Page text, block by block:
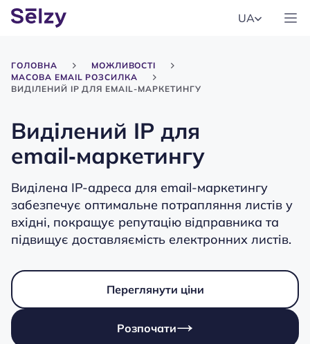
UA
ГОЛОВНА
МОЖЛИВОСТІ
МАСОВА EMAIL РОЗСИЛКА
ВИДІЛЕНИЙ IP ДЛЯ EMAIL-МАРКЕТИНГУ
Виділений IP для
email‑маркетингу
Виділена IP-адреса для email-маркетингу
забезпечує оптимальне потрапляння листів у
вхідні, покращує репутацію відправника та
підвищує доставляємість електронних листів.
Розпочати
Переглянути ціни